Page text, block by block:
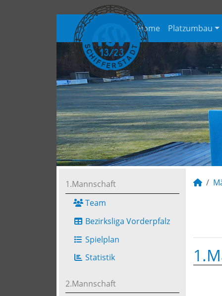
Home Platzumbau
1.Mannschaft
Team
Bezirksliga Vorderpfalz
Spielplan
Statistik
2.Mannschaft